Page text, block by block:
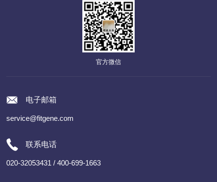
官方微信
电子邮箱
service@fitgene.com
联系电话
020-32053431 / 400-699-1663